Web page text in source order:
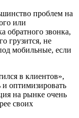
проблем на
или
обратного звонка,
грузится, не
мобильные, если
в клиентов»,
и оптимизировать
на рынке очень
своих